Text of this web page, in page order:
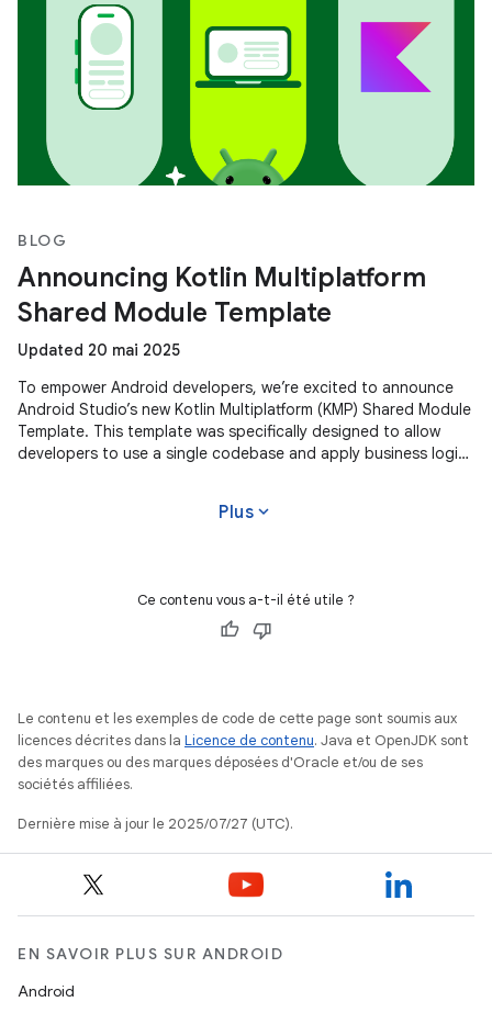
BLOG
Announcing Kotlin Multiplatform
Shared Module Template
Updated 20 mai 2025
To empower Android developers, we’re excited to announce
Android Studio’s new Kotlin Multiplatform (KMP) Shared Module
Template. This template was specifically designed to allow
developers to use a single codebase and apply business logic
Plus expand_more
Ce contenu vous a-t-il été utile ?
Le contenu et les exemples de code de cette page sont soumis aux
licences décrites dans la Licence de contenu. Java et OpenJDK sont
des marques ou des marques déposées d'Oracle et/ou de ses
sociétés affiliées.
Dernière mise à jour le 2025/07/27 (UTC).
EN SAVOIR PLUS SUR ANDROID
Android